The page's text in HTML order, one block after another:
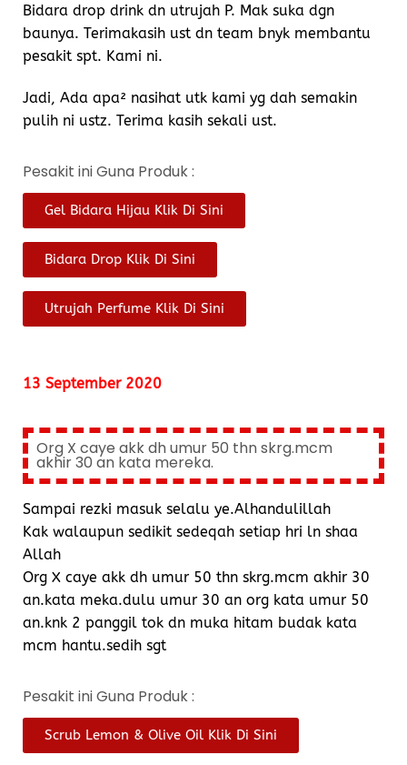
Bidara drop drink dn utrujah P. Mak suka dgn
baunya. Terimakasih ust dn team bnyk membantu
pesakit spt. Kami ni.
Jadi, Ada apa² nasihat utk kami yg dah semakin
pulih ni ustz. Terima kasih sekali ust.
Pesakit ini Guna Produk :
Gel Bidara Hijau Klik Di Sini
Bidara Drop Klik Di Sini
Utrujah Perfume Klik Di Sini
13 September 2020
Org X caye akk dh umur 50 thn skrg.mcm
akhir 30 an kata mereka.
Sampai rezki masuk selalu ye.Alhandulillah
Kak walaupun sedikit sedeqah setiap hri ln shaa
Allah
Org X caye akk dh umur 50 thn skrg.mcm akhir 30
an.kata meka.dulu umur 30 an org kata umur 50
an.knk 2 panggil tok dn muka hitam budak kata
mcm hantu.sedih sgt
Pesakit ini Guna Produk :
Scrub Lemon & Olive Oil Klik Di Sini